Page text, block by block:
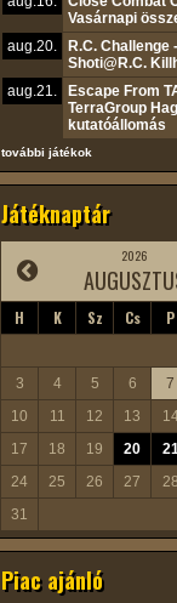
Vasárnapi
aug.20.
R.C. Challenge
Shoti@R.C.
aug.21.
Escape From
TerraGroup
kutatóállomás
további játékok
Játéknaptár
2026
H K Sz Cs P
3
4 5 6 7
10
11 12 13
17
18 19 20
24
25 26 27 28
31
Piac ajánló